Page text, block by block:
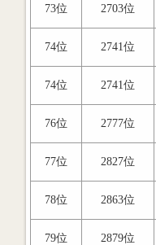
73位 2703位
74位 2741位
74位 2741位
76位 2777位
77位 2827位
78位 2863位
79位 2879位